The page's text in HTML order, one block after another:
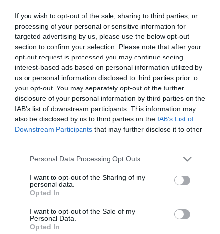
If you wish to opt-out of the sale, sharing to third parties, or
processing of your personal or sensitive information for
targeted advertising by us, please use the below opt-out
section to confirm your selection. Please note that after your
opt-out request is processed you may continue seeing
interest-based ads based on personal information utilized by
us or personal information disclosed to third parties prior to
your opt-out. You may separately opt-out of the further
disclosure of your personal information by third parties on the
IAB’s list of downstream participants. This information may
also be disclosed by us to third parties on the IAB’s List of
Downstream Participants that may further disclose it to other
Please note that this website/app uses one or more Google
not limited to your visit or usage behaviour. You may click to
grant or deny consent to Google and its third-party tags to
use your data for below specified purposes in below Google
consent section.
Personal Data Processing Opt Outs
I want to opt-out of the Sharing of my
personal data.
Opted In
I want to opt-out of the Sale of my
Personal Data.
Opted In
να αντισταθμιστεί το επιπλέον κόστος που […]